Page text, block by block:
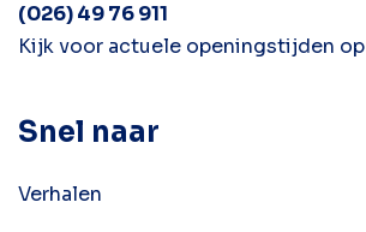
(026) 49 76 911
Kijk voor actuele openingstijden op
Snel naar
Verhalen